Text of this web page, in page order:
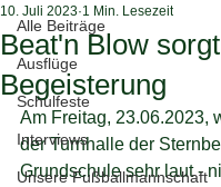
Alle Beiträge
Ausflüge
Schulfeste
Interviews
Unsere Fußballmannschaft
Beat'n Blow
Begeisterung
10. Juli 2023 1 Min. Lesezeit
Am Freitag, 23.06.2023,
der Turnhalle der
Grundschule sehr laut -